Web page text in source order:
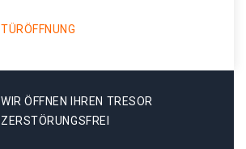
TÜRÖFFNUNG
WIR ÖFFNEN IHREN TRESOR
ZERSTÖRUNGSFREI